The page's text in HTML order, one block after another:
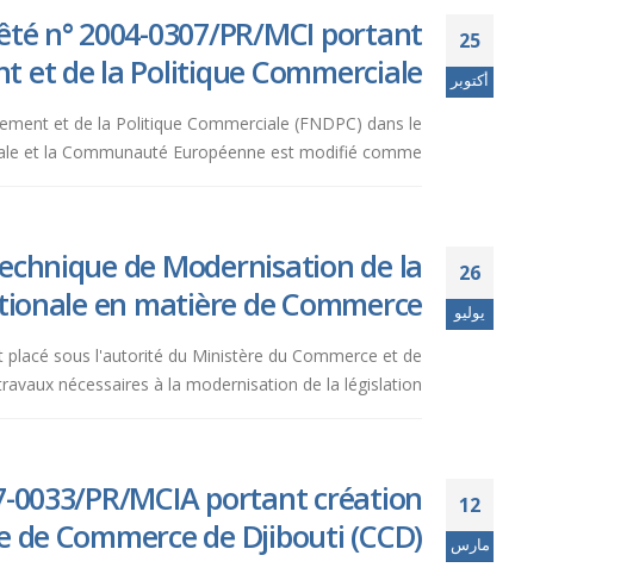
25
أكتوبر
n° 2004-0307/PR/MCI portant
et de la Politique Commerciale.
et de la Politique Commerciale (FNDPC) dans le
et la Communauté Européenne est modifié comme...
26
يوليو
de Modernisation de la
en matière de Commerce.
sous l'autorité du Ministère du Commerce et de
nécessaires à la modernisation de la législation...
12
مارس
0033/PR/MCIA portant création
Commerce de Djibouti (CCD).